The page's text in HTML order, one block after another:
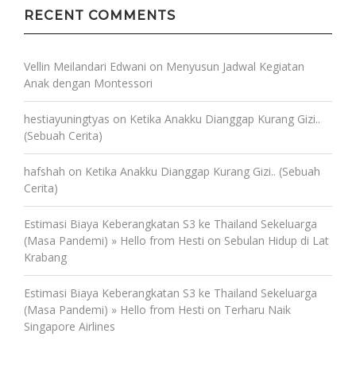
RECENT COMMENTS
Vellin Meilandari Edwani on Menyusun Jadwal Kegiatan
Anak dengan Montessori
hestiayuningtyas on Ketika Anakku Dianggap Kurang Gizi..
(Sebuah Cerita)
hafshah on Ketika Anakku Dianggap Kurang Gizi.. (Sebuah
Cerita)
Estimasi Biaya Keberangkatan S3 ke Thailand Sekeluarga
(Masa Pandemi) » Hello from Hesti on Sebulan Hidup di Lat
Krabang
Estimasi Biaya Keberangkatan S3 ke Thailand Sekeluarga
(Masa Pandemi) » Hello from Hesti on Terharu Naik
Singapore Airlines